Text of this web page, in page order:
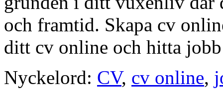
och framtid. Skapa cv
ditt cv online och hitta
Nyckelord: CV, cv online,